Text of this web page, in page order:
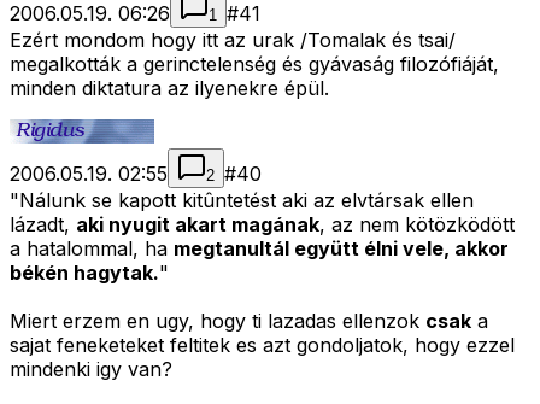
2006.05.19. 06:26 1 #41
Ezért mondom hogy itt az urak /Tomalak és tsai/
megalkották a gerinctelenség és gyávaság filozófiáját,
minden diktatura az ilyenekre épül.
2006.05.19. 02:55 2 #40
"Nálunk se kapott kitûntetést aki az elvtársak ellen
lázadt, aki nyugit akart magának, az nem kötözködött
a hatalommal, ha megtanultál együtt élni vele, akkor
békén hagytak."
Miert erzem en ugy, hogy ti lazadas ellenzok csak a
sajat feneketeket feltitek es azt gondoljatok, hogy ezzel
mindenki igy van?